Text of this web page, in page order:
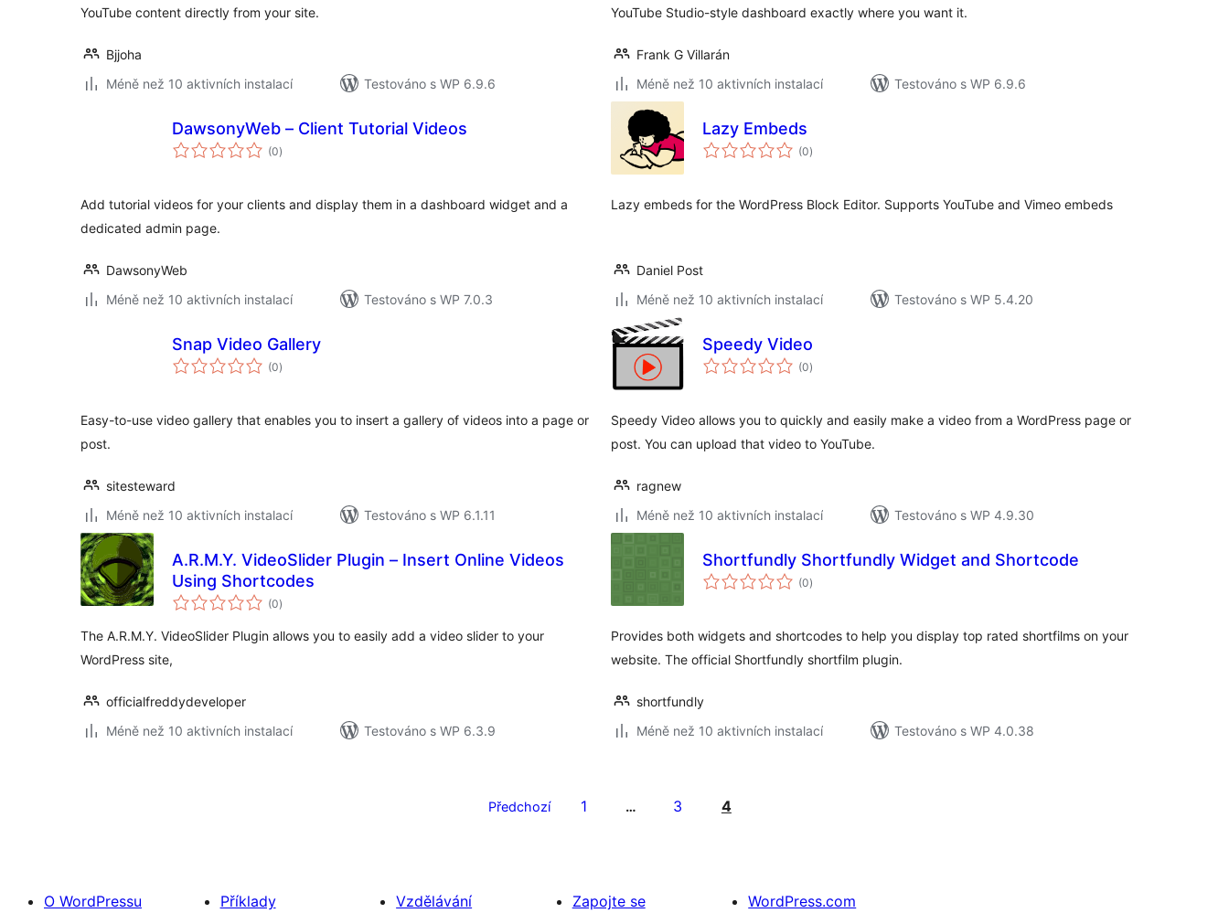
YouTube content directly from your site.
Bjjoha
Méně než 10 aktivních instalací
Testováno s WP 6.9.6
YouTube Studio-style dashboard exactly where you want it.
Frank G Villarán
Méně než 10 aktivních instalací
Testováno s WP 6.9.6
DawsonyWeb – Client Tutorial Videos
(0celkové
hodnocení
)
Add tutorial videos for your clients and display them in a dashboard widget and a
dedicated admin page.
DawsonyWeb
Méně než 10 aktivních instalací
Testováno s WP 7.0.3
Lazy Embeds
(0celkové
hodnocení
)
Lazy embeds for the WordPress Block Editor. Supports YouTube and Vimeo embeds
Daniel Post
Méně než 10 aktivních instalací
Testováno s WP 5.4.20
Snap Video Gallery
(0celkové
hodnocení
)
Easy-to-use video gallery that enables you to insert a gallery of videos into a page or
post.
sitesteward
Méně než 10 aktivních instalací
Testováno s WP 6.1.11
Speedy Video
(0celkové
hodnocení
)
Speedy Video allows you to quickly and easily make a video from a WordPress page or
post. You can upload that video to YouTube.
ragnew
Méně než 10 aktivních instalací
Testováno s WP 4.9.30
A.R.M.Y. VideoSlider Plugin – Insert Online Videos
Using Shortcodes
(0celkové
hodnocení
)
The A.R.M.Y. VideoSlider Plugin allows you to easily add a video slider to your
WordPress site,
officialfreddydeveloper
Méně než 10 aktivních instalací
Testováno s WP 6.3.9
Shortfundly Shortfundly Widget and Shortcode
(0celkové
hodnocení
)
Provides both widgets and shortcodes to help you display top rated shortfilms on your
website. The official Shortfundly shortfilm plugin.
shortfundly
Méně než 10 aktivních instalací
Testováno s WP 4.0.38
Předchozí 1 … 3 4
O WordPressu Příklady Vzdělávání Zapojte se WordPress.com